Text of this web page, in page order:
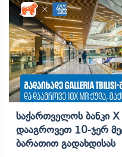
Საქართველოს Ბანკი
Დააგროვეთ 10-Ჯერ
Ბარათით Გადახდისას